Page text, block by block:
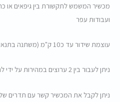
מכשיר המשמש לתקשורת בין גיפאים או
ועבודות עפר
עוצמת שידור עד כ10 ק"מ (משתנה בתנאי השטח)
ניתן לעבור בין 2 ערוצים במהירות על ידי לחצן A/B
ניתן לקבל את המכשיר קשר עם תדרים של